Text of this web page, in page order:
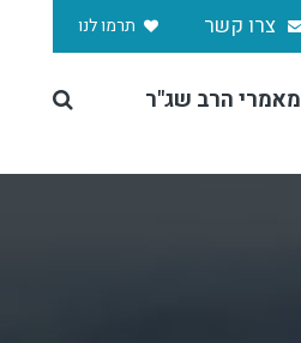
תרמו לנו צרו קשר
מאמרי הרב שג"ר